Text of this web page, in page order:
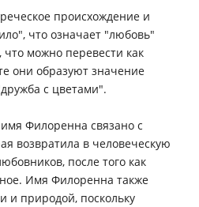
происхождение и
что означает "любовь"
можно перевести как
они образуют значение
с цветами".
Филоренна связано с
возвратила в человеческую
после того как
Имя Филоренна также
и природой, поскольку